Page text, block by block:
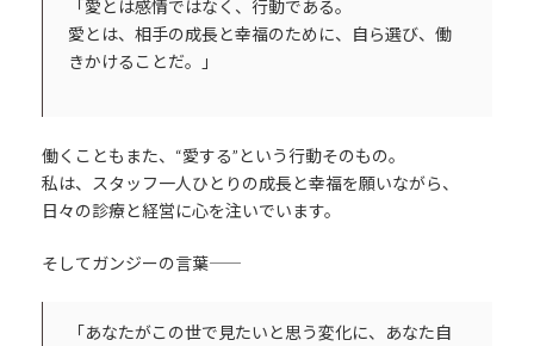
「愛とは感情ではなく、行動である。
愛とは、相手の成長と幸福のために、自ら選び、働
きかけることだ。」
働くこともまた、“愛する”という行動そのもの。
私は、スタッフ一人ひとりの成長と幸福を願いながら、
日々の診療と経営に心を注いでいます。
そしてガンジーの言葉――
「あなたがこの世で見たいと思う変化に、あなた自